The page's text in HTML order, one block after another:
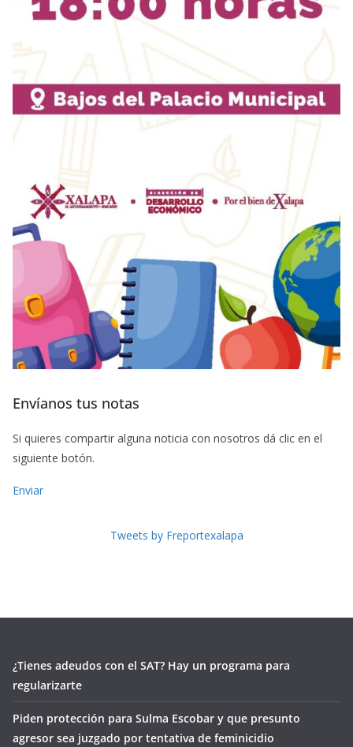
Envíanos tus notas
Si quieres compartir alguna noticia con nosotros dá clic en el
siguiente botón.
Enviar
Tweets by Freportexalapa
¿Tienes adeudos con el SAT? Hay un programa para
regularizarte
Piden protección para Sulma Escobar y que presunto
agresor sea juzgado por tentativa de feminicidio